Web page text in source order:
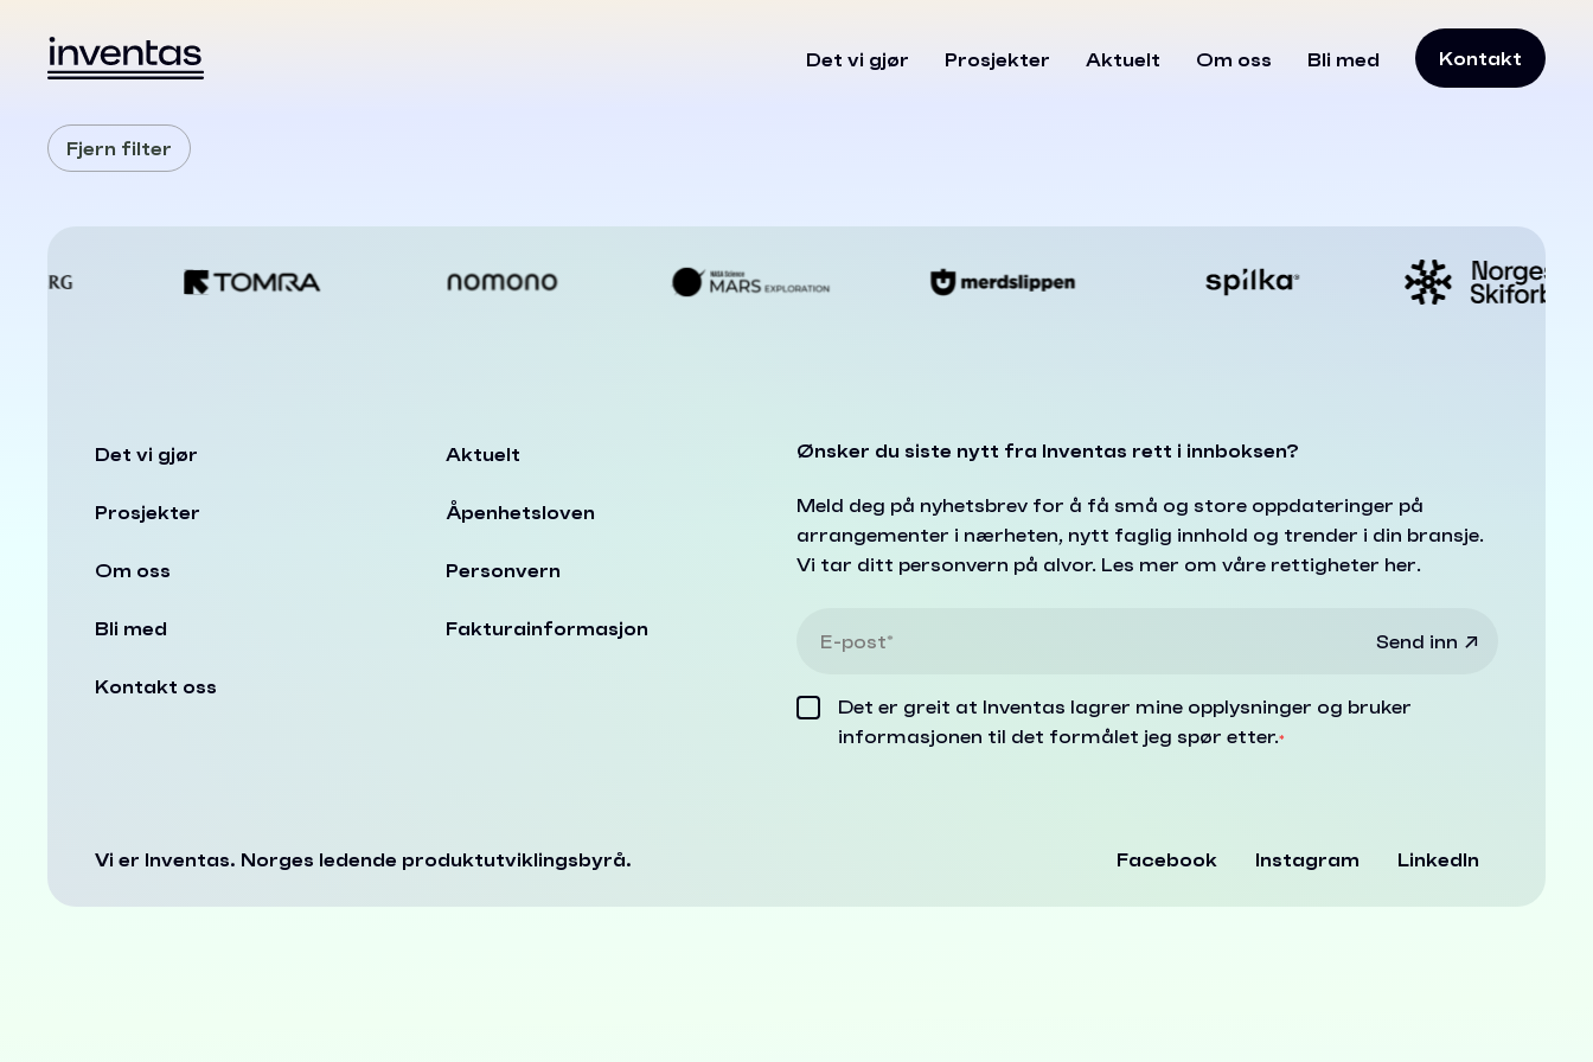
Det vi gjør Prosjekter Aktuelt Om oss Bli med Kontakt
Fjern filter
Det vi gjør
Prosjekter
Om oss
Bli med
Kontakt oss
Aktuelt
Åpenhetsloven
Personvern
Fakturainformasjon
Ønsker du siste nytt fra Inventas rett i innboksen?
Meld deg på nyhetsbrev for å få små og store oppdateringer på
arrangementer i nærheten, nytt faglig innhold og trender i din bransje.
Vi tar ditt personvern på alvor. Les mer om våre rettigheter her.
Det er greit at Inventas lagrer mine opplysninger og bruker
informasjonen til det formålet jeg spør etter.*
Vi er Inventas. Norges ledende produktutviklingsbyrå. Facebook Instagram LinkedIn